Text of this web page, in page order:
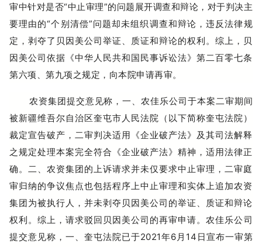
审中针对是否“中止审理”的问题展开调查和辩论，对于判决主
要理由的“个别清偿”问题却未组织调查和辩论，违反法律规
定，剥夺了贝因美公司举证、质证和辩论的权利。综上，贝
因美公司依据《中华人民共和国民事诉讼法》第二百零七条
第六项、第九项之规定，向本院申请再审。
农资集团提交意见称，一、农佳乐公司于本案二审期间
被新疆维吾尔自治区奎屯市人民法院（以下简称奎屯法院）
裁定宣告破产，二审判决适用《企业破产法》及其司法解释
之规定处理本案完全符合《企业破产法》精神，适用法律正
确。二、农资集团的上诉请求并未仅要求中止审理，二审庭
审归纳的争议焦点也包括程序上中止审理和实体上追加农资
集团为被执行人，并未剥夺贝因美公司的举证、质证和辩论
权利。综上，请求驳回贝因美公司的再审申请。农佳乐公司
提交意见称，一、奎屯法院已于2021年6月14日宣布一审第